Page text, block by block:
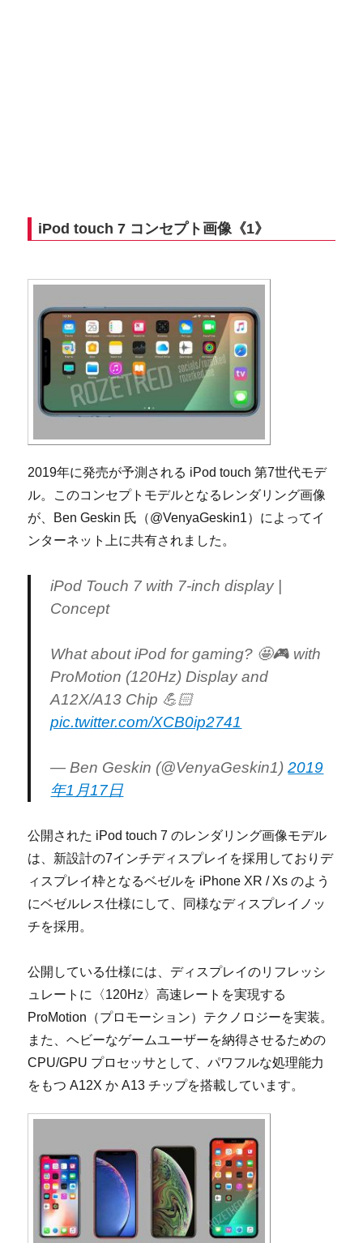
iPod touch 7 コンセプト画像《1》
2019年に発売が予測される iPod touch 第7世代モデ
ル。このコンセプトモデルとなるレンダリング画像
が、Ben Geskin 氏（@VenyaGeskin1）によってイ
ンターネット上に共有されました。
iPod Touch 7 with 7-inch display |
Concept
What about iPod for gaming? 🤩🎮 with
ProMotion (120Hz) Display and
A12X/A13 Chip 💪🏻
pic.twitter.com/XCB0ip2741
— Ben Geskin (@VenyaGeskin1)2019
年1月17日
公開された iPod touch 7 のレンダリング画像モデル
は、新設計の7インチディスプレイを採用しておりデ
ィスプレイ枠となるベゼルを iPhone XR / Xs のよう
にベゼルレス仕様にして、同様なディスプレイノッ
チを採用。
公開している仕様には、ディスプレイのリフレッシ
ュレートに〈120Hz〉高速レートを実現する
ProMotion（プロモーション）テクノロジーを実装。
また、ヘビーなゲームユーザーを納得させるための
CPU/GPU プロセッサとして、パワフルな処理能力
をもつ A12X か A13 チップを搭載しています。